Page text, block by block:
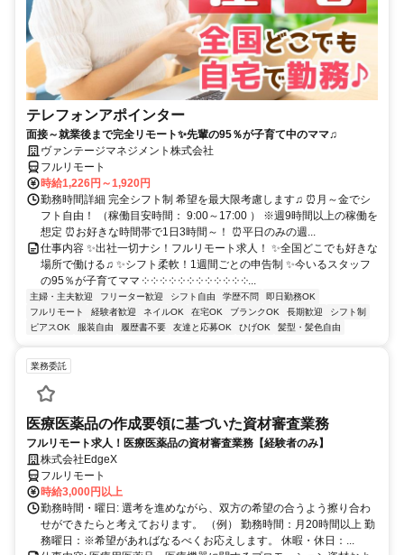
テレフォンアポインター
面接～就業後まで完全リモート✨先輩の95％が子育て中のママ♫
ヴァンテージマネジメント株式会社
フルリモート
時給1,226円～1,920円
勤務時間詳細 完全シフト制 希望を最大限考慮します♫ ⏰月～金でシ
フト自由！ （稼働目安時間： 9:00～17:00 ） ※週9時間以上の稼働を
想定 ⏰お好きな時間帯で1日3時間～！ ⏰平日のみの週...
仕事内容 ✨出社一切ナシ！フルリモート求人！ ✨全国どこでも好きな
場所で働ける♫ ✨シフト柔軟！1週間ごとの申告制 ✨今いるスタッフ
の95％が子育てママ ༶ ༶ ༶ ༶ ༶ ༶ ༶ ༶ ༶ ༶ ༶ ༶...
主婦・主夫歓迎 フリーター歓迎 シフト自由 学歴不問
即日勤務OK
フルリモート
経験者歓迎 ネイルOK 在宅OK ブランクOK 長期歓迎
シフト制
ピアスOK
服装自由 履歴書不要 友達と応募OK ひげOK 髪型・髪色自由
業務委託
医療医薬品の作成要領に基づいた資材審査業務
フルリモート求人！医療医薬品の資材審査業務【経験者のみ】
株式会社EdgeX
フルリモート
時給3,000円以上
勤務時間・曜日: 選考を進めながら、双方の希望の合うよう擦り合わ
せができたらと考えております。 （例） 勤務時間：月20時間以上 勤
務曜日：※希望があればなるべくお応えします。 休暇・休日：...